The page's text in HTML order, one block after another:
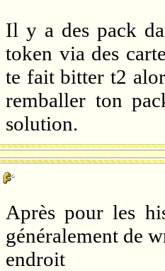
Il y a des pack
token via des
te fait bitter t2
remballer ton
solution.
Après pour les
généralement de
endroit